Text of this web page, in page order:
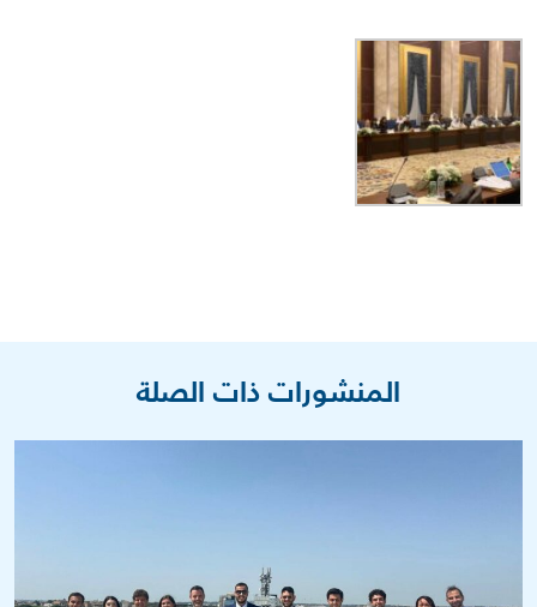
المنشورات ذات الصلة